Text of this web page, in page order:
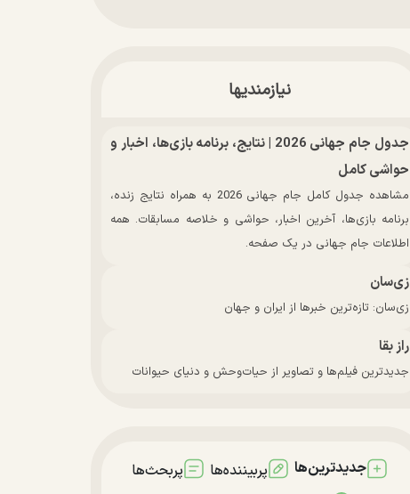
نیازمندیها
جدول جام جهانی 2026 | نتایج، برنامه بازی‌ها، اخبار و
حواشی کامل
مشاهده جدول کامل جام جهانی 2026 به همراه نتایج زنده،
برنامه بازی‌ها، آخرین اخبار، حواشی و خلاصه مسابقات. همه
اطلاعات جام جهانی در یک صفحه.
زی‌سان
زی‌سان: تازه‌ترین خبرها از ایران و جهان
راز بقا
جدیدترین فیلم‌ها و تصاویر از حیات‌وحش و دنیای حیوانات
جدیدترین‌ها پربیننده‌ها پربحث‌ها